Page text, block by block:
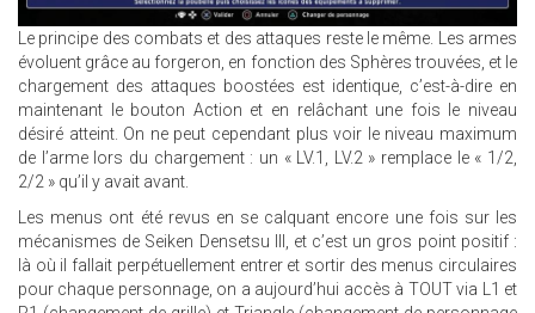
Le principe des combats et des attaques reste le même. Les armes
évoluent grâce au forgeron, en fonction des Sphères trouvées, et le
chargement des attaques boostées est identique, c’est-à-dire en
maintenant le bouton Action et en relâchant une fois le niveau
désiré atteint. On ne peut cependant plus voir le niveau maximum
de l’arme lors du chargement : un « LV.1, LV.2 » remplace le « 1/2,
2/2 » qu’il y avait avant.
Les menus ont été revus en se calquant encore une fois sur les
mécanismes de Seiken Densetsu III, et c’est un gros point positif :
là où il fallait perpétuellement entrer et sortir des menus circulaires
pour chaque personnage, on a aujourd’hui accès à TOUT via L1 et